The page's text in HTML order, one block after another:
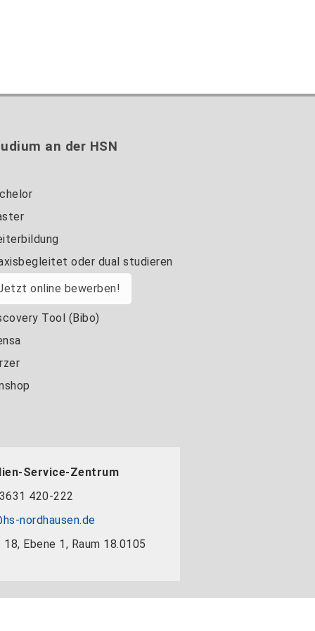
an der HSN
oder dual studieren
online bewerben!
Tool (Bibo)
Service-Zentrum
420-222
nordhausen.de
18, Ebene 1, Raum 18.0105